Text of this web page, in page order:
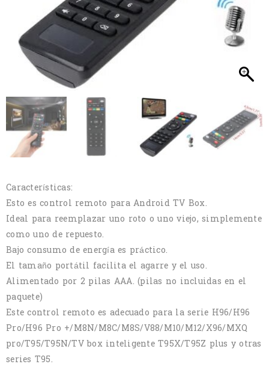
Características:
Esto es control remoto para Android TV Box.
Ideal para reemplazar uno roto o uno viejo, simplemente
como uno de repuesto.
Bajo consumo de energía es práctico.
El tamaño portátil facilita el agarre y el uso.
Alimentado por 2 pilas AAA. (pilas no incluidas en el
paquete)
Este control remoto es adecuado para la serie H96/H96
Pro/H96 Pro +/M8N/M8C/M8S/V88/M10/M12/X96/MXQ
pro/T95/T95N/TV box inteligente T95X/T95Z plus y otras
series T95.